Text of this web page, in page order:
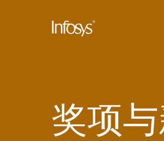
奖项